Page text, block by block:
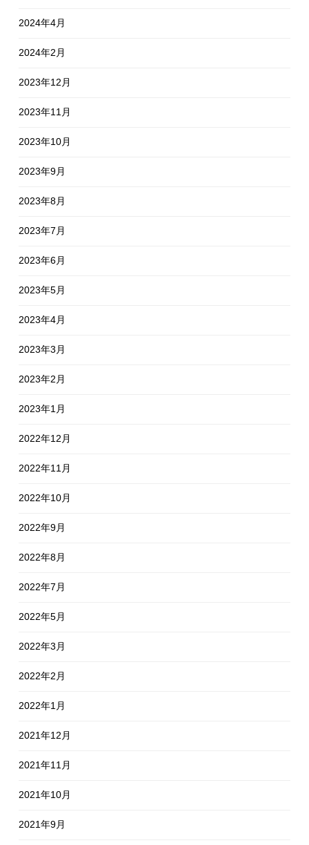
2024年4月
2024年2月
2023年12月
2023年11月
2023年10月
2023年9月
2023年8月
2023年7月
2023年6月
2023年5月
2023年4月
2023年3月
2023年2月
2023年1月
2022年12月
2022年11月
2022年10月
2022年9月
2022年8月
2022年7月
2022年5月
2022年3月
2022年2月
2022年1月
2021年12月
2021年11月
2021年10月
2021年9月